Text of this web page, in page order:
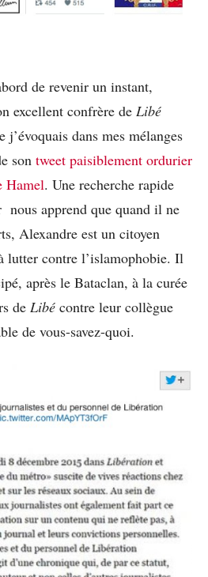
de revenir un instant,
excellent confrère de Libé
dans mes mélanges
son tweet paisiblement ordurier
Hamel. Une recherche rapide
nous apprend que quand il ne
Alexandre est un citoyen
lutter contre l’islamophobie. Il
après le Bataclan, à la curée
de Libé contre leur collègue
de vous-savez-quoi.